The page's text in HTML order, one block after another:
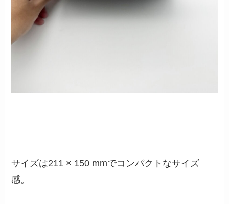
サイズは211 × 150 mmでコンパクトなサイズ
感。